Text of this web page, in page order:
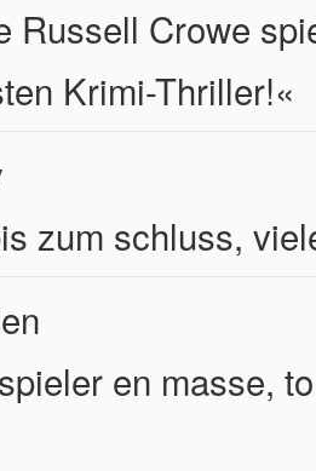
Russell Crowe
Krimi-Thriller!«
zum schluss,
en masse,